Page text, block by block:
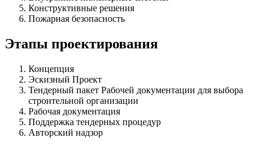
Конструктивные решения
Пожарная безопасность
Этапы проектирования
Концепция
Эскизный Проект
Тендерный пакет Рабочей документации для выбора
строительной организации
Рабочая документация
Поддержка тендерных процедур
Авторский надзор